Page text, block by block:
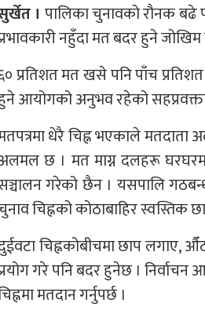
। पालिका चुनावको रौनक बढे
नहुँदा मत बदर हुने
प्रतिशत मत खसे पनि पाँच
आयोगको अनुभव रहेको सहप्रवक्ता
धेरै चिह्न भएकाले
छ । मत माग्न दलहरू
गरेको छैन । यसपालि
चिह्नको कोठाबाहिर स्वस्तिक
चिह्नकोबीचमा छाप लगाए,
गरे पनि बदर हुनेछ ।
मतदान गर्नुपर्छ ।